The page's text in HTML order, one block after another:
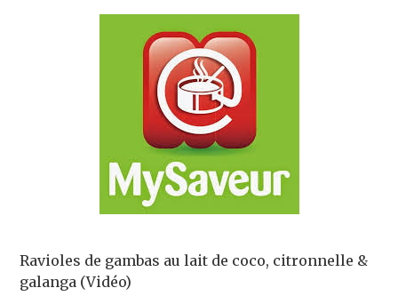
Ravioles de gambas au lait de coco, citronnelle &
galanga (Vidéo)